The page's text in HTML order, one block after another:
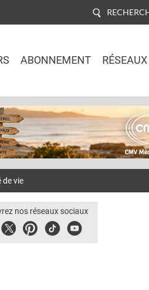
ABONNEMENT
de vie
nos réseaux sociaux
TwitterPinterest
TiktokYoubute